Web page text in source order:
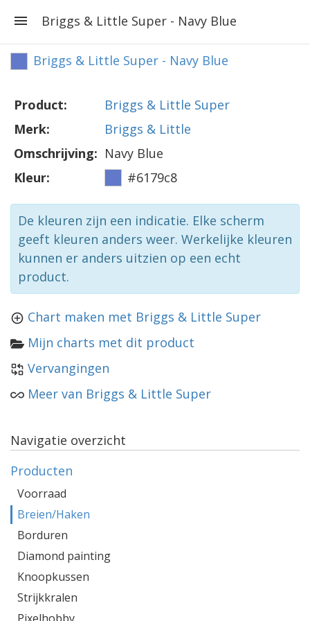
Briggs & Little Super - Navy Blue
Briggs & Little Super - Navy Blue
Product:
Briggs & Little Super
Merk:
Briggs & Little
Omschrijving: Navy Blue
Kleur:
#6179c8
De kleuren zijn een indicatie. Elke scherm
geeft kleuren anders weer. Werkelijke kleuren
kunnen er anders uitzien op een echt
product.
Chart maken met Briggs & Little Super
Mijn charts met dit product
Vervangingen
Meer van Briggs & Little Super
Navigatie overzicht
Producten
Voorraad
Breien/Haken
Borduren
Diamond painting
Knoopkussen
Strijkkralen